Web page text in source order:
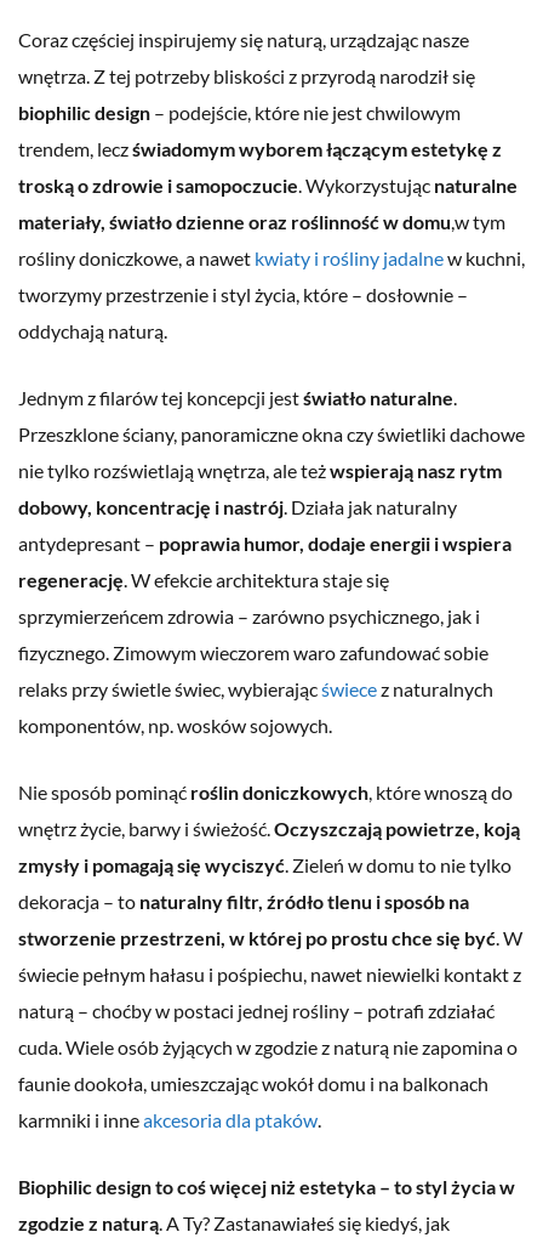
Coraz częściej inspirujemy się naturą, urządzając nasze
wnętrza. Z tej potrzeby bliskości z przyrodą narodził się
biophilic design – podejście, które nie jest chwilowym
trendem, leczświadomym wyborem łączącym estetykę z
troską o zdrowie i samopoczucie. Wykorzystując naturalne
materiały, światło dzienne oraz roślinność w domu,w tym
rośliny doniczkowe, a nawet kwiaty i rośliny jadalnew kuchni,
tworzymy przestrzenie i styl życia, które – dosłownie –
oddychają naturą.
Jednym z filarów tej koncepcji jestświatło naturalne.
Przeszklone ściany, panoramiczne okna czy świetliki dachowe
nie tylko rozświetlają wnętrza, ale teżwspierają nasz rytm
dobowy, koncentrację i nastrój. Działa jak naturalny
antydepresant – poprawia humor, dodaje energii i wspiera
regenerację. W efekcie architektura staje się
sprzymierzeńcem zdrowia – zarówno psychicznego, jak i
fizycznego. Zimowym wieczorem waro zafundować sobie
relaks przy świetle świec, wybierającświecez naturalnych
komponentów, np. wosków sojowych.
Nie sposób pominąć roślin doniczkowych, które wnoszą do
wnętrz życie, barwy i świeżość.Oczyszczają powietrze, koją
zmysły i pomagają się wyciszyć. Zieleń w domu to nie tylko
dekoracja – to naturalny filtr, źródło tlenu i sposób na
stworzenie przestrzeni, w której po prostu chce się być. W
świecie pełnym hałasu i pośpiechu, nawet niewielki kontakt z
naturą – choćby w postaci jednej rośliny – potrafi zdziałać
cuda. Wiele osób żyjących w zgodzie z naturą nie zapomina o
faunie dookoła, umieszczając wokół domu i na balkonach
karmniki i inneakcesoria dla ptaków.
Biophilic design to coś więcej niż estetyka – to styl życia w
zgodzie z naturą. A Ty? Zastanawiałeś się kiedyś, jak